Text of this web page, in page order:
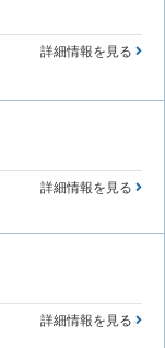
詳細情報を見る
詳細情報を見る
詳細情報を見る